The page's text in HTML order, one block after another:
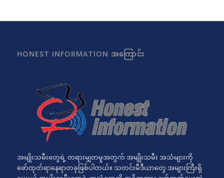
HONEST INFORMATION အကြောင်း
အမျိုးသမီးတွေရဲ့ တရားမျှတမှုအတွက် အမျိုးသမီး အသံများကို
ဖော်ထုတ်ရာနေရာတခုဖြစ်ပါတယ်။ သတင်းမီဒီယာတွေ အများကြီးရှိ